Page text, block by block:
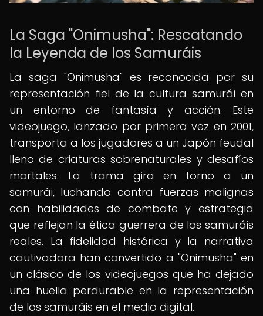
La Saga "Onimusha": Rescatando
la Leyenda de los Samuráis
La saga "Onimusha" es reconocida por su
representación fiel de la cultura samurái en
un entorno de fantasía y acción. Este
videojuego, lanzado por primera vez en 2001,
transporta a los jugadores a un Japón feudal
lleno de criaturas sobrenaturales y desafíos
mortales. La trama gira en torno a un
samurái, luchando contra fuerzas malignas
con habilidades de combate y estrategia
que reflejan la ética guerrera de los samuráis
reales. La fidelidad histórica y la narrativa
cautivadora han convertido a "Onimusha" en
un clásico de los videojuegos que ha dejado
una huella perdurable en la representación
de los samuráis en el medio digital.